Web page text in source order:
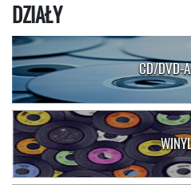
DZIAŁY
CD/DVD-